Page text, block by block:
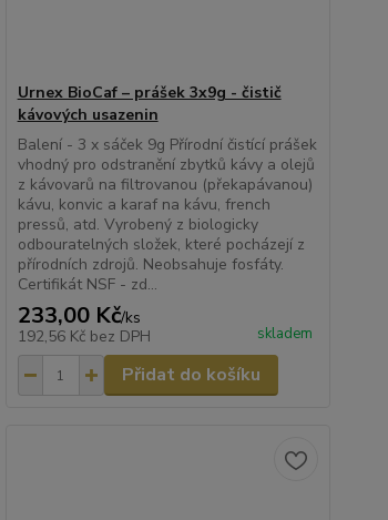
Urnex BioCaf – prášek 3x9g - čistič
kávových usazenin
Balení - 3 x sáček 9g Přírodní čistící prášek
vhodný pro odstranění zbytků kávy a olejů
z kávovarů na filtrovanou (překapávanou)
kávu, konvic a karaf na kávu, french
pressů, atd. Vyrobený z biologicky
odbouratelných složek, které pocházejí z
přírodních zdrojů. Neobsahuje fosfáty.
Certifikát NSF - zd...
233,00 Kč/ks
192,56 Kč bez DPH skladem
Přidat do košíku